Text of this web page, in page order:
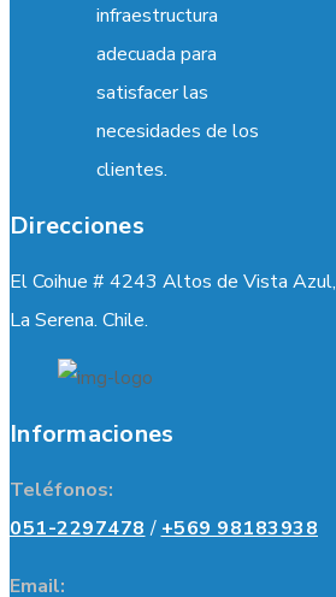
infraestructura
adecuada para
satisfacer las
necesidades de los
clientes.
Direcciones
El Coihue # 4243 Altos de Vista Azul,
La Serena. Chile.
Informaciones
Teléfonos:
051-2297478 / +569 98183938
Email: